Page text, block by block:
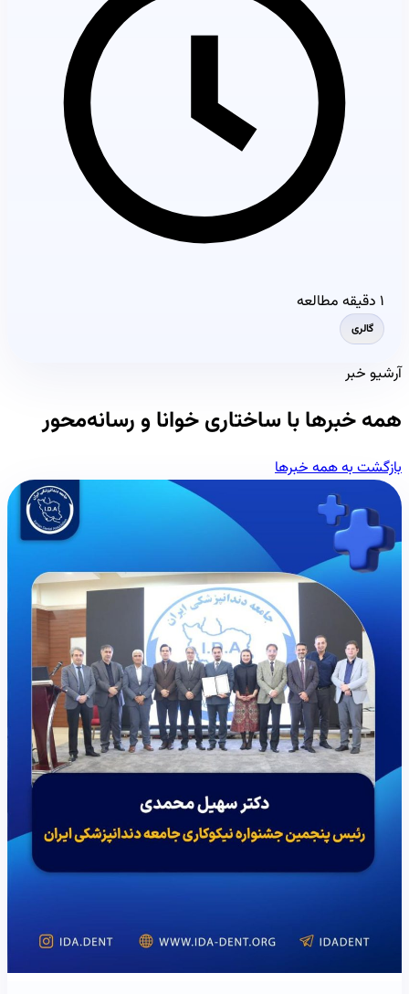
۱ دقیقه مطالعه
گالری
آرشیو خبر
همه خبرها با ساختاری خوانا و رسانه‌محور
بازگشت به همه خبرها